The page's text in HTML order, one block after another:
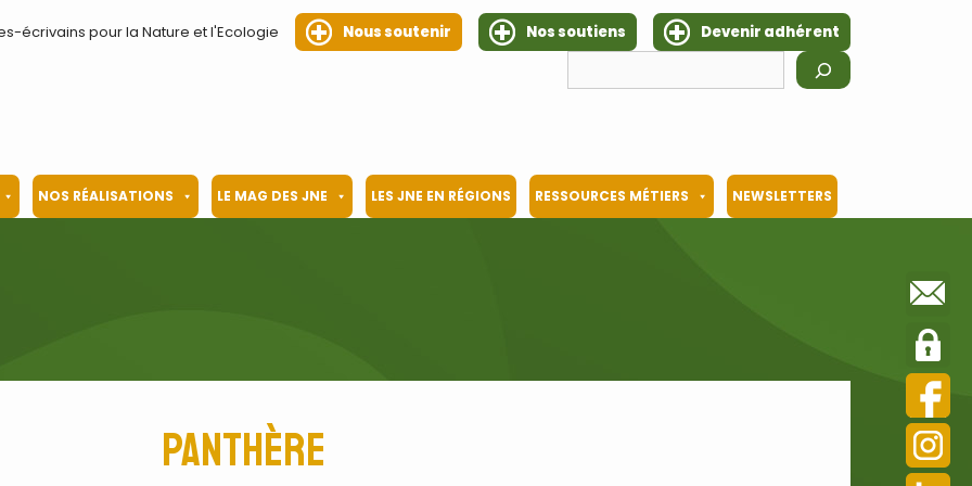
écrivains pour la Nature et l'Ecologie Nous soutenir Nos soutiens
Devenir adhérent
NOS RÉALISATIONS LE MAG DES JNE LES JNE EN RÉGIONS RESSOURCES MÉTIERS NEWSLETTERS
Panthère